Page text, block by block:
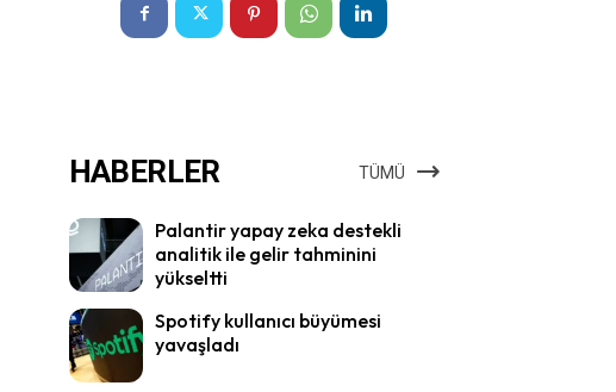
HABERLER TÜMÜ
Palantir yapay zeka destekli
analitik ile gelir tahminini
yükseltti
Spotify kullanıcı büyümesi
yavaşladı